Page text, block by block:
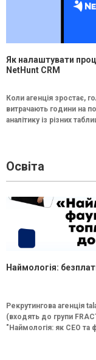
Як налаштувати
NetHunt CRM
Коли агенція зростає,
витрачають години на
аналітику із різних
Освіта
Наймологія:
Рекрутингова агенція
(входять до групи
"Наймологія: як СEO та